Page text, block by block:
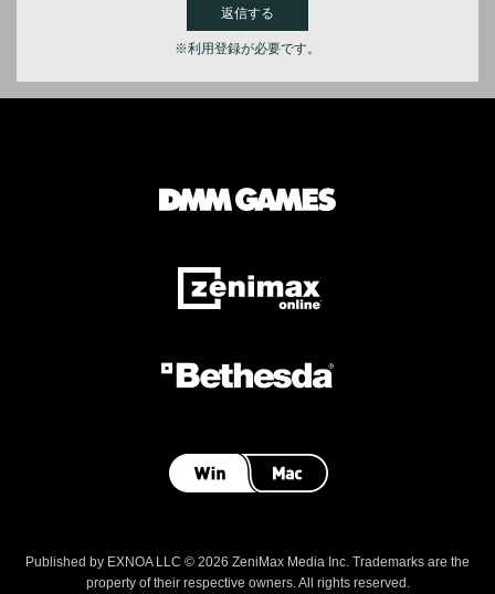
返信する
※利用登録が必要です。
Published by EXNOA LLC © 2026 ZeniMax Media Inc. Trademarks are the
property of their respective owners. All rights reserved.